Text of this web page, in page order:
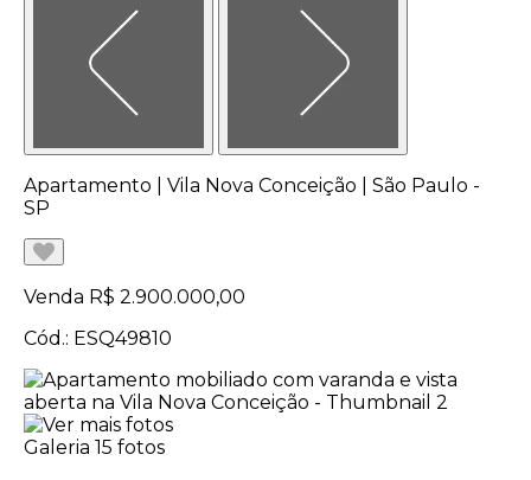
Apartamento | Vila Nova Conceição | São Paulo -
SP
Venda R$ 2.900.000,00
Cód.: ESQ49810
Galeria 15 fotos